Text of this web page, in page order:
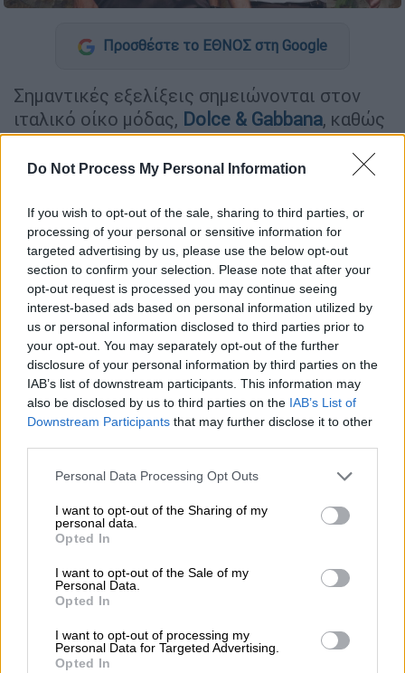
Do Not Process My Personal Information
If you wish to opt-out of the sale, sharing to third parties, or
processing of your personal or sensitive information for
targeted advertising by us, please use the below opt-out
section to confirm your selection. Please note that after your
opt-out request is processed you may continue seeing
interest-based ads based on personal information utilized by
us or personal information disclosed to third parties prior to
your opt-out. You may separately opt-out of the further
disclosure of your personal information by third parties on the
IAB’s list of downstream participants. This information may
also be disclosed by us to third parties on the IAB’s List of
Downstream Participants that may further disclose it to other
Please note that this website/app uses one or more Google
not limited to your visit or usage behaviour. You may click to
grant or deny consent to Google and its third-party tags to
use your data for below specified purposes in below Google
consent section.
Personal Data Processing Opt Outs
I want to opt-out of the Sharing of my
personal data.
Opted In
I want to opt-out of the Sale of my
Personal Data.
Opted In
I want to opt-out of processing my
Personal Data for Targeted Advertising.
Opted In
Προσθέστε το ΕΘΝΟΣ στη Google
Σημαντικές εξελίξεις σημειώνονται στον
ιταλικό οίκο μόδας, Dolce & Gabbana, καθώς
οStefano Gabbanaαποχώρησε από τη θέση
του προέδρου ήδη από τον Δεκέμβριο του
αρκετούς μήνες αργότερα. Η κίνηση αυτή
συνδέεται μεκρίσιμες οικονομικές
αποφάσειςπου καλείται να λάβει η εταιρεία.
ΔΙΑΒΑΣΤΕ ΕΠΙΣΗΣ
Lifestyle|09.04.2026 11:38
Όμπρεϊ Πλάζα: Έγκυος η ηθοποιός
του «White Lotus», έναν χρόνο μετά
την αυτοκτονία του Τζεφ Μπαένα
Τη θέση του προέδρου ανέλαβε ο Alfonso
Dolce, αδελφός του Domenico, διατηρώντας
ιδρυτικής οικογένειας.
Στο προσκήνιο βρίσκονται και σενάρια για